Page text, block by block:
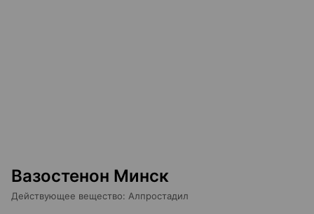
Вазостенон Минск
Действующее вещество: Алпростадил